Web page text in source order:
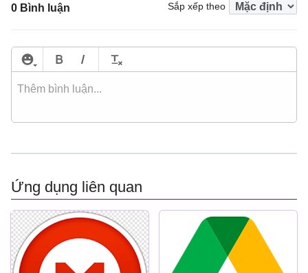
0 Bình luận Sắp xếp theo
Ứng dụng liên quan